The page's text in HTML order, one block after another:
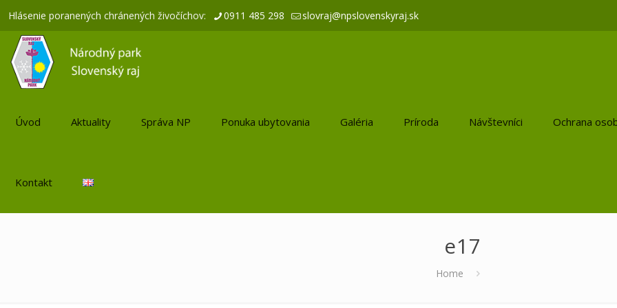
Hlásenie poranených chránených živočíchov: 0911 485 298 slovraj@npslovenskyraj.sk
Úvod Aktuality Správa NP Ponuka ubytovania Galéria Príroda Návštevníci Ochrana
Kontakt
e17
Home